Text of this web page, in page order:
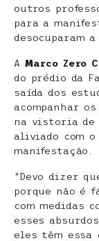
outros
para a
desocuparam
A Marco Zero
do prédio da
saída dos
acompanhar
na vistoria de
aliviado com o
manifestação.
“Devo dizer
porque não é
com medidas
esses
eles têm essa